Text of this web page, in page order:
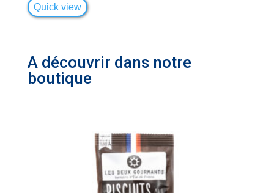
Quick view
A découvrir dans notre
boutique